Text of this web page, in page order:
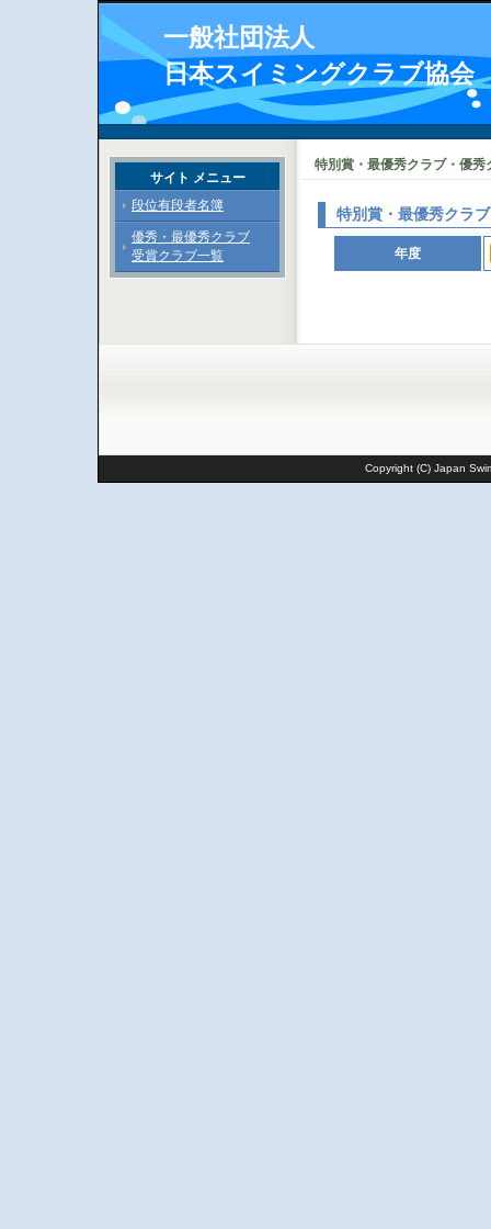
一般社団法人
日本スイミングクラブ協会
特別賞・最優秀クラブ・優秀
特別賞・最優秀クラ
年度
サイト メニュー
段位有段者名簿
優秀・最優秀クラブ
受賞クラブ一覧
Copyright (C) Japan